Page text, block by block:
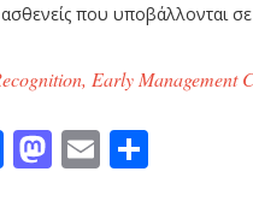
που υποβάλλονται
Early Management
Facebook
Mastodon
Email